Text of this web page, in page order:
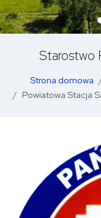
Starostwo
Strona domowa
Powiatowa Stacja